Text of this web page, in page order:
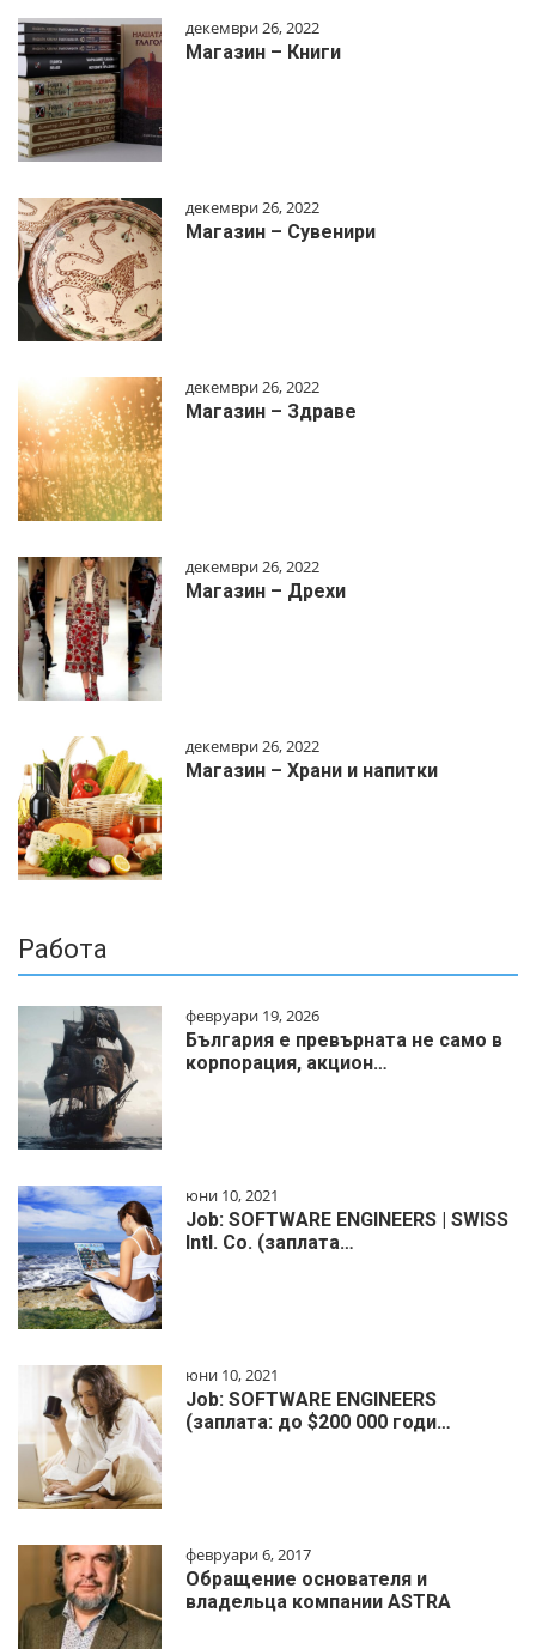
декември 26, 2022
Магазин – Книги
декември 26, 2022
Магазин – Сувенири
декември 26, 2022
Магазин – Здраве
декември 26, 2022
Магазин – Дрехи
декември 26, 2022
Магазин – Храни и напитки
Работа
февруари 19, 2026
България е превърната не само в
корпорация, акцион…
юни 10, 2021
Job: SOFTWARE ENGINEERS | SWISS
Intl. Co. (заплата…
юни 10, 2021
Job: SOFTWARE ENGINEERS
(заплата: до $200 000 годи…
февруари 6, 2017
Обращение основателя и
владельца компании ASTRA